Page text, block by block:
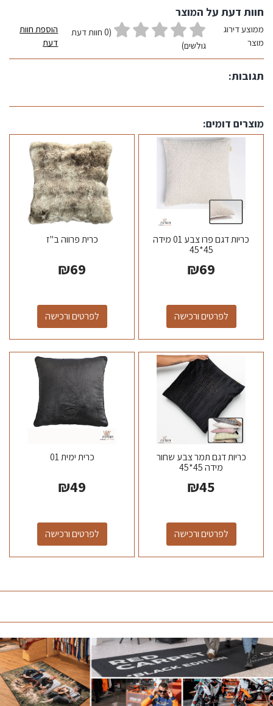
חוות דעת על המוצר
ממוצע דירוג
מוצר
(0 חוות דעת
גולשים)
הוספת חוות
דעת
תגובות:
מוצרים דומים:
כריות דגם פרו צבע 01 מידה
45*45
₪69
לפרטים ורכישה
כרית פרווה ב"ז
₪69
לפרטים ורכישה
כריות דגם תמר צבע שחור
מידה 45*45
₪45
לפרטים ורכישה
כרית ימית 01
₪49
לפרטים ורכישה